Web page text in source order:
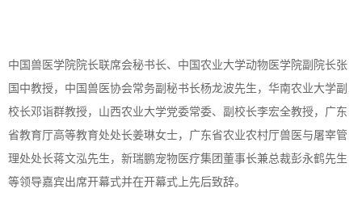
中国兽医学院院长联席会秘书长、中国农业大学动物医学院副院长张
国中教授，中国兽医协会常务副秘书长杨龙波先生，华南农业大学副
校长邓诣群教授，山西农业大学党委常委、副校长李宏全教授，广东
省教育厅高等教育处处长姜琳女士，广东省农业农村厅兽医与屠宰管
理处处长蒋文泓先生，新瑞鹏宠物医疗集团董事长兼总裁彭永鹤先生
等领导嘉宾出席开幕式并在开幕式上先后致辞。